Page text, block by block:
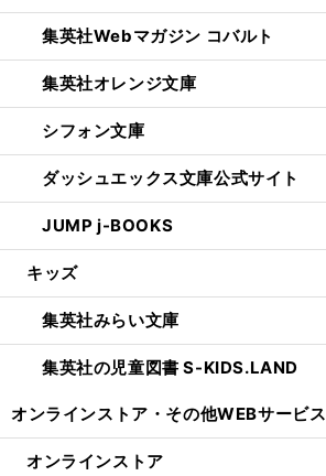
集英社Webマガジン コバルト
集英社オレンジ文庫
シフォン文庫
ダッシュエックス文庫公式サイト
JUMP j-BOOKS
キッズ
集英社みらい文庫
集英社の児童図書 S-KIDS.LAND
オンラインストア・ その他WEBサービス
オンラインストア